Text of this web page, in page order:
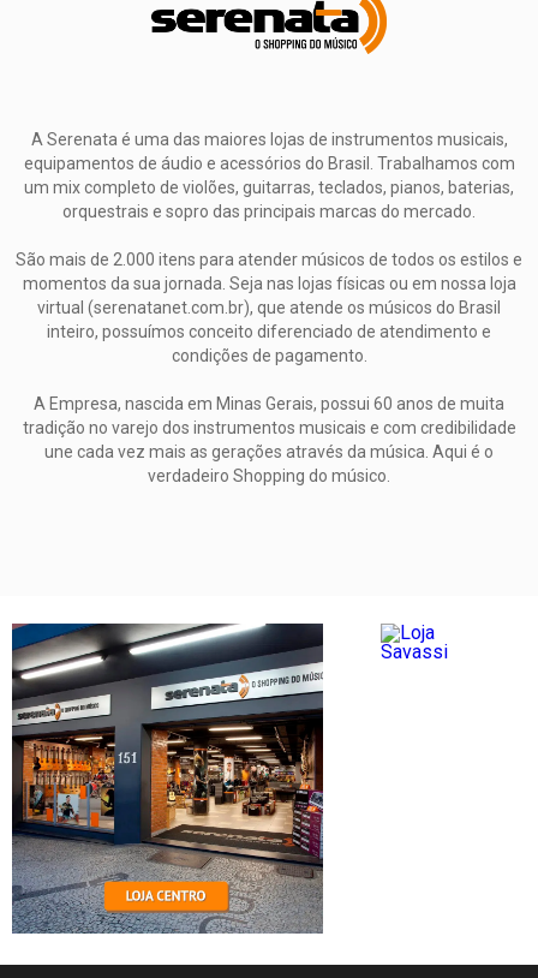
A Serenata é uma das maiores lojas de instrumentos musicais,
equipamentos de áudio e acessórios do Brasil. Trabalhamos com
um mix completo de violões, guitarras, teclados, pianos, baterias,
orquestrais e sopro das principais marcas do mercado.
São mais de 2.000 itens para atender músicos de todos os estilos e
momentos da sua jornada. Seja nas lojas físicas ou em nossa loja
virtual (serenatanet.com.br), que atende os músicos do Brasil
inteiro, possuímos conceito diferenciado de atendimento e
condições de pagamento.
A Empresa, nascida em Minas Gerais, possui 60 anos de muita
tradição no varejo dos instrumentos musicais e com credibilidade
une cada vez mais as gerações através da música. Aqui é o
verdadeiro Shopping do músico.